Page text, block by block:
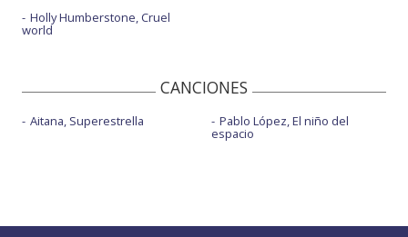
Holly Humberstone, Cruel
world
CANCIONES
Aitana, Superestrella Pablo López, El niño del
espacio